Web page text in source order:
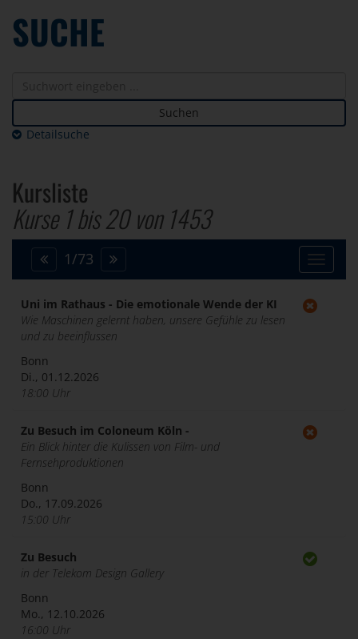
SUCHE
Suchen
Detailsuche
Kursliste
Kurse 1 bis20von 1453
Toggle
1/73
Uni im Rathaus - Die emotionale Wende der KI
Wie Maschinen gelernt haben, unsere Gefühle zu lesen
und zu beeinflussen
Bonn
Di., 01.12.2026
18:00 Uhr
Zu Besuch im Coloneum Köln -
Ein Blick hinter die Kulissen von Film- und
Fernsehproduktionen
Bonn
Do., 17.09.2026
15:00 Uhr
Zu Besuch
in der Telekom Design Gallery
Bonn
Mo., 12.10.2026
16:00 Uhr